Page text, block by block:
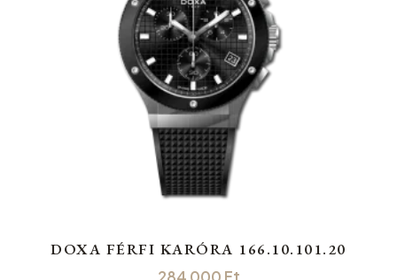
DOXA FÉRFI KARÓRA 166.10.101.20